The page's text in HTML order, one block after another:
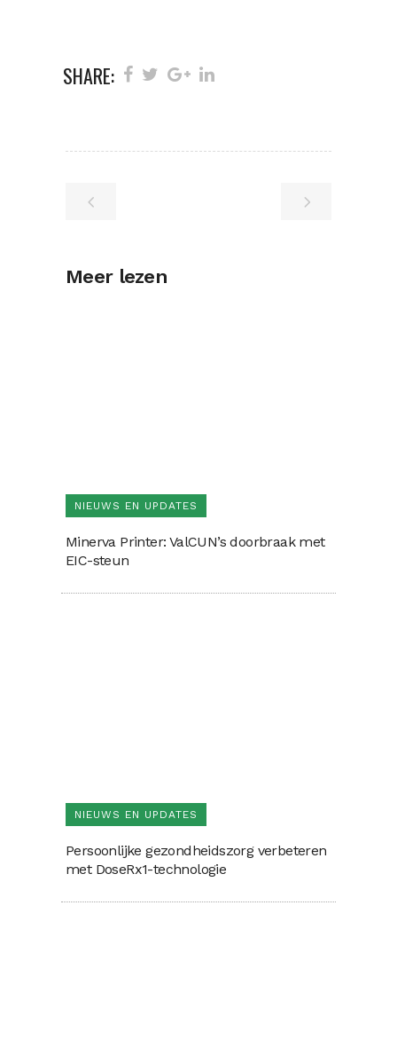
SHARE:
Meer lezen
NIEUWS EN UPDATES
Minerva Printer: ValCUN’s doorbraak met
EIC-steun
NIEUWS EN UPDATES
Persoonlijke gezondheidszorg verbeteren
met DoseRx1-technologie